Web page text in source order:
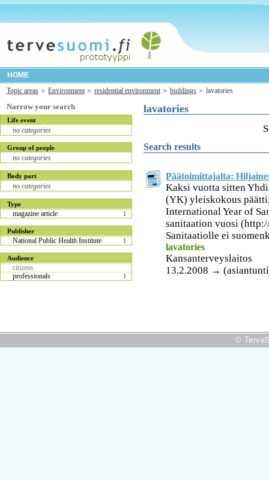
HOME
Topic areas
Environment residential environment buildings lavatories
Narrow your search
Life event
no categories
Group of people
no categories
Body part
no categories
Type
magazine article 1
Publisher
National Public Health Institute 1
Audience
citizens
professionals
1
lavatories
Search results
Päätoimittajalta:
Kaksi vuotta sitten
(YK) yleiskokous
International Year of
sanitaation vuosi
Sanitaatiolle ei
lavatories
Kansanterveyslaitos
13.2.2008 →
©